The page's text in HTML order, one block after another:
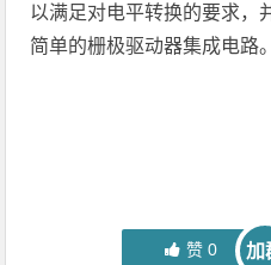
以满足对电平转换的要求，
简单的栅极驱动器集成电路。
赞 0 加